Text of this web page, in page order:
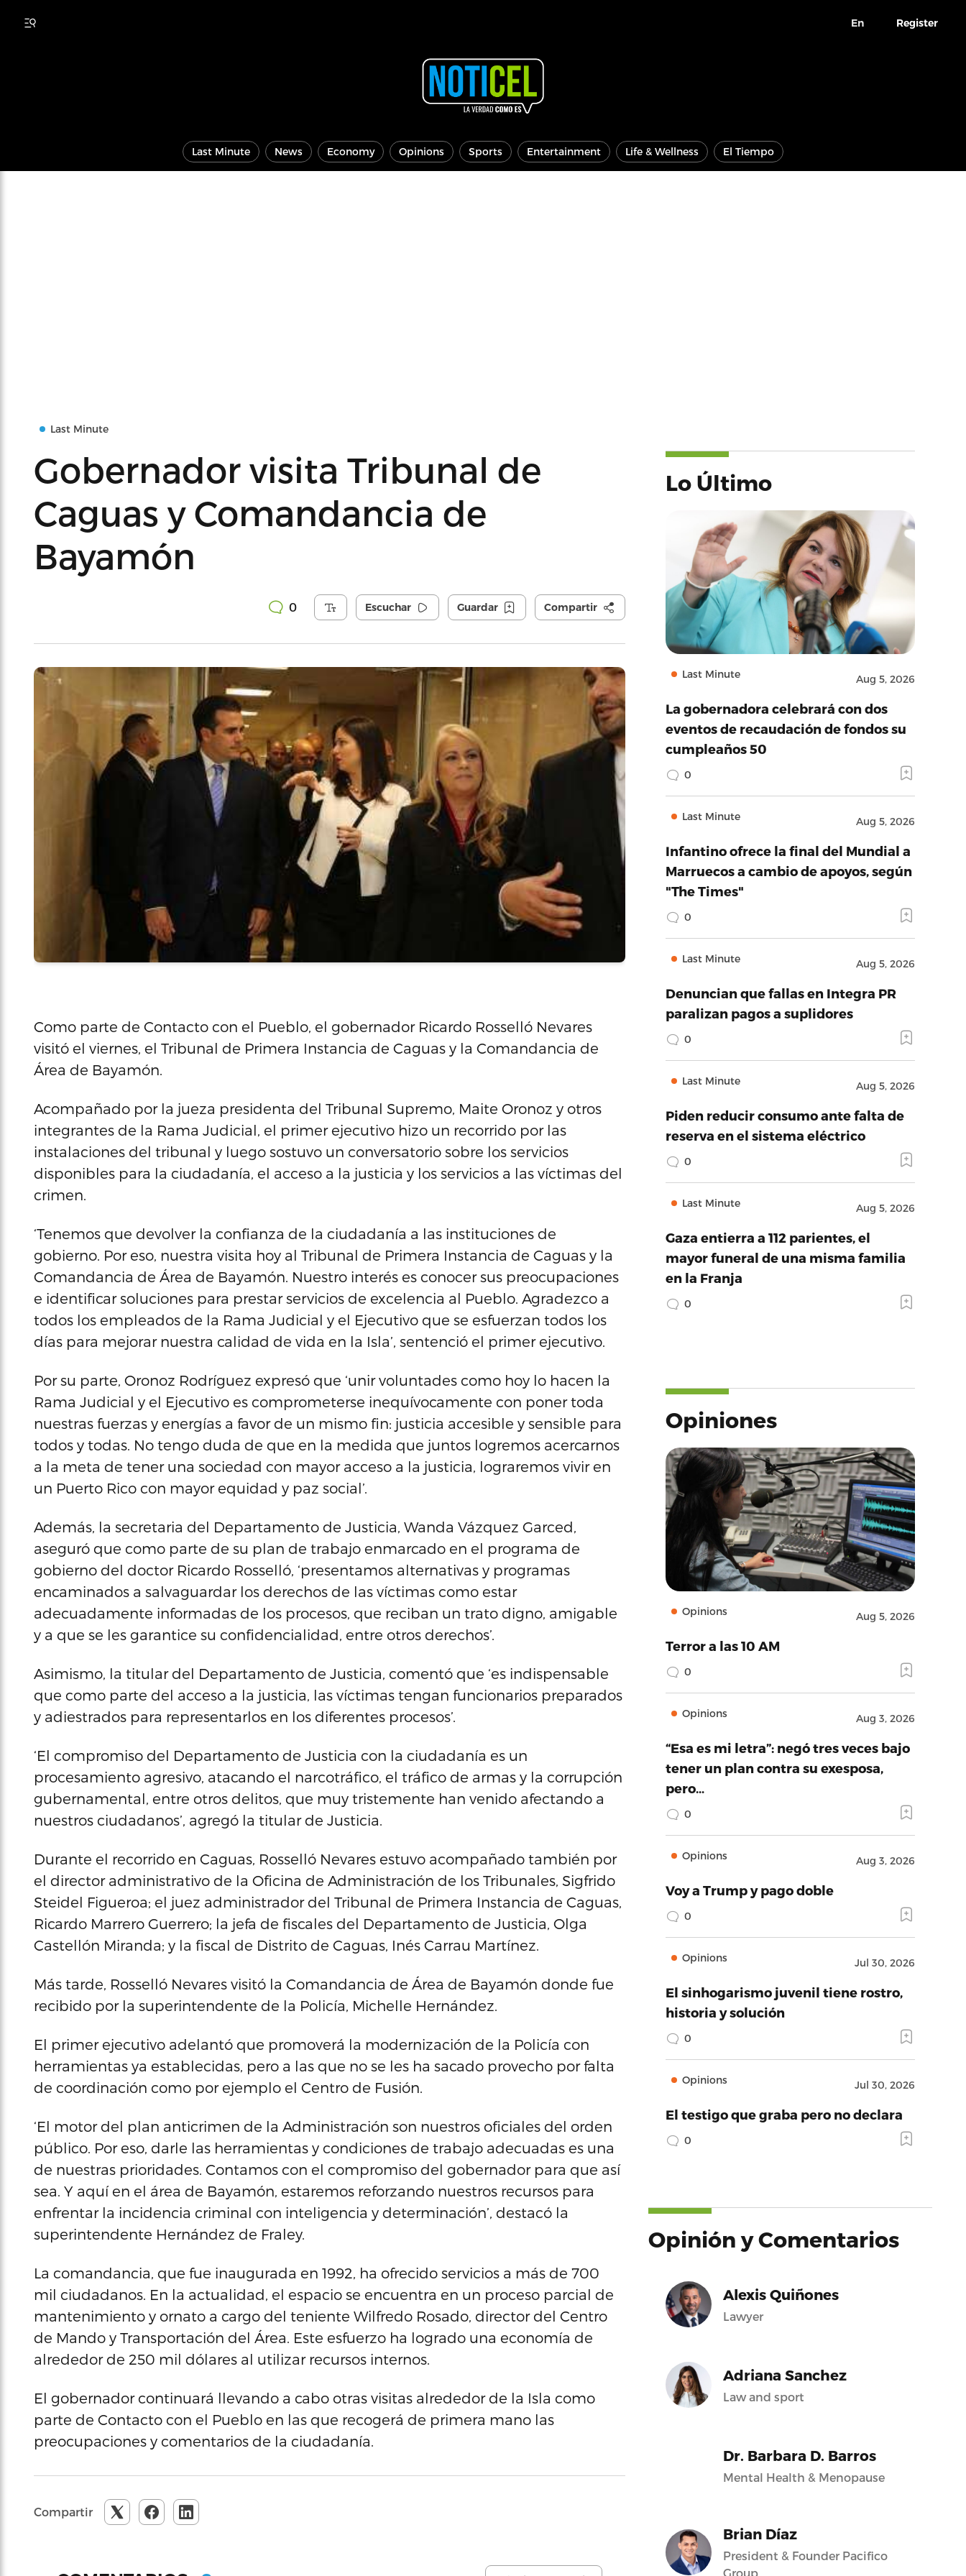
En Register
Last Minute News Economy Opinions Sports Entertainment Life & Wellness El Tiempo
Last Minute
Gobernador visita Tribunal de
Caguas y Comandancia de
Bayamón
0 Escuchar Guardar Compartir
Como parte de Contacto con el Pueblo, el gobernador Ricardo Rosselló Nevares
visitó el viernes, el Tribunal de Primera Instancia de Caguas y la Comandancia de
Área de Bayamón.
Acompañado por la jueza presidenta del Tribunal Supremo, Maite Oronoz y otros
integrantes de la Rama Judicial, el primer ejecutivo hizo un recorrido por las
instalaciones del tribunal y luego sostuvo un conversatorio sobre los servicios
disponibles para la ciudadanía, el acceso a la justicia y los servicios a las víctimas del
crimen.
‘Tenemos que devolver la confianza de la ciudadanía a las instituciones de
gobierno. Por eso, nuestra visita hoy al Tribunal de Primera Instancia de Caguas y la
Comandancia de Área de Bayamón. Nuestro interés es conocer sus preocupaciones
e identificar soluciones para prestar servicios de excelencia al Pueblo. Agradezco a
todos los empleados de la Rama Judicial y el Ejecutivo que se esfuerzan todos los
días para mejorar nuestra calidad de vida en la Isla’, sentenció el primer ejecutivo.
Por su parte, Oronoz Rodríguez expresó que ‘unir voluntades como hoy lo hacen la
Rama Judicial y el Ejecutivo es comprometerse inequívocamente con poner toda
nuestras fuerzas y energías a favor de un mismo fin: justicia accesible y sensible para
todos y todas. No tengo duda de que en la medida que juntos logremos acercarnos
a la meta de tener una sociedad con mayor acceso a la justicia, lograremos vivir en
un Puerto Rico con mayor equidad y paz social’.
Además, la secretaria del Departamento de Justicia, Wanda Vázquez Garced,
aseguró que como parte de su plan de trabajo enmarcado en el programa de
gobierno del doctor Ricardo Rosselló, ‘presentamos alternativas y programas
encaminados a salvaguardar los derechos de las víctimas como estar
adecuadamente informadas de los procesos, que reciban un trato digno, amigable
y a que se les garantice su confidencialidad, entre otros derechos’.
Asimismo, la titular del Departamento de Justicia, comentó que ‘es indispensable
que como parte del acceso a la justicia, las víctimas tengan funcionarios preparados
y adiestrados para representarlos en los diferentes procesos’.
‘El compromiso del Departamento de Justicia con la ciudadanía es un
procesamiento agresivo, atacando el narcotráfico, el tráfico de armas y la corrupción
gubernamental, entre otros delitos, que muy tristemente han venido afectando a
nuestros ciudadanos’, agregó la titular de Justicia.
Durante el recorrido en Caguas, Rosselló Nevares estuvo acompañado también por
el director administrativo de la Oficina de Administración de los Tribunales, Sigfrido
Steidel Figueroa; el juez administrador del Tribunal de Primera Instancia de Caguas,
Ricardo Marrero Guerrero; la jefa de fiscales del Departamento de Justicia, Olga
Castellón Miranda; y la fiscal de Distrito de Caguas, Inés Carrau Martínez.
Más tarde, Rosselló Nevares visitó la Comandancia de Área de Bayamón donde fue
recibido por la superintendente de la Policía, Michelle Hernández.
El primer ejecutivo adelantó que promoverá la modernización de la Policía con
herramientas ya establecidas, pero a las que no se les ha sacado provecho por falta
de coordinación como por ejemplo el Centro de Fusión.
‘El motor del plan anticrimen de la Administración son nuestros oficiales del orden
público. Por eso, darle las herramientas y condiciones de trabajo adecuadas es una
de nuestras prioridades. Contamos con el compromiso del gobernador para que así
sea. Y aquí en el área de Bayamón, estaremos reforzando nuestros recursos para
enfrentar la incidencia criminal con inteligencia y determinación’, destacó la
superintendente Hernández de Fraley.
La comandancia, que fue inaugurada en 1992, ha ofrecido servicios a más de 700
mil ciudadanos. En la actualidad, el espacio se encuentra en un proceso parcial de
mantenimiento y ornato a cargo del teniente Wilfredo Rosado, director del Centro
de Mando y Transportación del Área. Este esfuerzo ha logrado una economía de
alrededor de 250 mil dólares al utilizar recursos internos.
El gobernador continuará llevando a cabo otras visitas alrededor de la Isla como
parte de Contacto con el Pueblo en las que recogerá de primera mano las
preocupaciones y comentarios de la ciudadanía.
Compartir
Lo Último
Last Minute Aug 5, 2026
La gobernadora celebrará con dos
eventos de recaudación de fondos su
cumpleaños 50
0
Last Minute Aug 5, 2026
Infantino ofrece la final del Mundial a
Marruecos a cambio de apoyos, según
"The Times"
0
Last Minute Aug 5, 2026
Denuncian que fallas en Integra PR
paralizan pagos a suplidores
0
Last Minute Aug 5, 2026
Piden reducir consumo ante falta de
reserva en el sistema eléctrico
0
Last Minute Aug 5, 2026
Gaza entierra a 112 parientes, el
mayor funeral de una misma familia
en la Franja
0
Opiniones
Opinions Aug 5, 2026
Terror a las 10 AM
0
Opinions Aug 3, 2026
“Esa es mi letra”: negó tres veces bajo
tener un plan contra su exesposa,
pero…
0
Opinions Aug 3, 2026
Voy a Trump y pago doble
0
Opinions Jul 30, 2026
El sinhogarismo juvenil tiene rostro,
historia y solución
0
Opinions Jul 30, 2026
El testigo que graba pero no declara
0
Opinión y Comentarios
Alexis Quiñones
Lawyer
Adriana Sanchez
Law and sport
Dr. Barbara D. Barros
Mental Health & Menopause
Brian Díaz
President & Founder Pacifico
Group